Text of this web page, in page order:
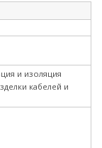
и изоляция
кабелей и